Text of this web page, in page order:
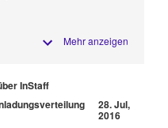
Mehr anzeigen
InStaff
28. Jul,
2016